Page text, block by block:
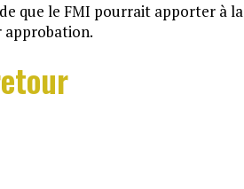
que le FMI pourrait apporter à la
approbation.